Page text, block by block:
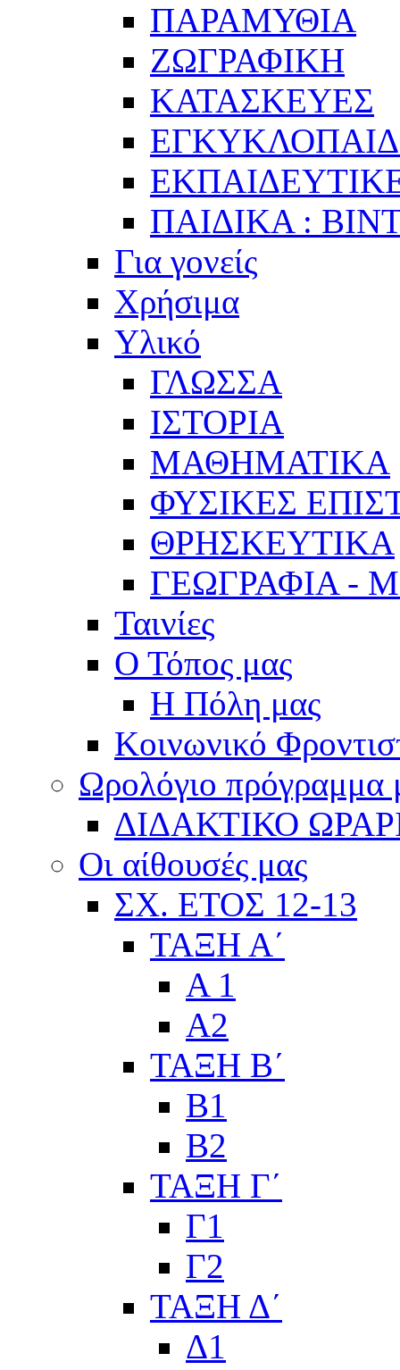
ΠΑΡΑΜΥΘΙΑ
ΖΩΓΡΑΦΙΚΗ
ΚΑΤΑΣΚΕΥΕΣ
ΠΑΙΔΙΚΑ :
Για γονείς
Χρήσιμα
Υλικό
ΓΛΩΣΣΑ
ΙΣΤΟΡΙΑ
ΜΑΘΗΜΑΤΙΚΑ
ΦΥΣΙΚΕΣ
ΘΡΗΣΚΕΥΤΙΚΑ
ΓΕΩΓΡΑΦΙΑ -
Ταινίες
Ο Τόπος μας
Η Πόλη μας
Κοινωνικό
Ωρολόγιο πρόγραμμα
ΔΙΔΑΚΤΙΚΟ
Οι αίθουσές μας
ΣΧ. ΕΤΟΣ 12-13
ΤΑΞΗ Α΄
Α 1
Α2
ΤΑΞΗ Β΄
Β1
Β2
ΤΑΞΗ Γ΄
Γ1
Γ2
ΤΑΞΗ Δ΄
Δ1